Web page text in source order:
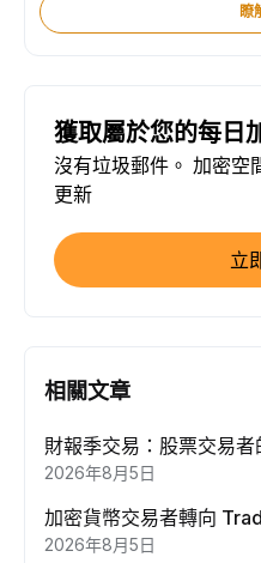
瞭
獲取屬於您的每日
沒有垃圾郵件。 加密空
更新
立
相關文章
財報季交易：股票交易者
2026年8月5日
加密貨幣交易者轉向
2026年8月5日